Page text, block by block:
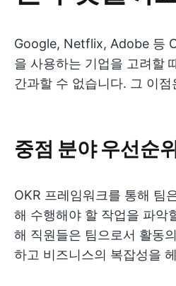
Google, Netflix, Adobe 등
을 사용하는 기업을 고려할
간과할 수 없습니다. 그 이
중점 분야 우선순
OKR 프레임워크를 통해 팀
해 수행해야 할 작업을 파악
해 직원들은 팀으로서 활동
하고 비즈니스의 복잡성을